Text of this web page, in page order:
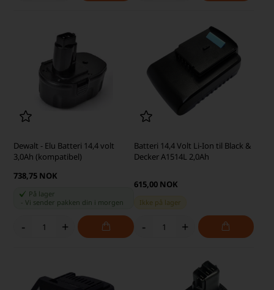
Dewalt - Elu Batteri 14,4 volt
3,0Ah (kompatibel)
738,75 NOK
På lager
-Vi sender pakken din i morgen
- +
Batteri 14,4 Volt Li-Ion til Black &
Decker A1514L 2,0Ah
615,00 NOK
Ikke på lager
- +